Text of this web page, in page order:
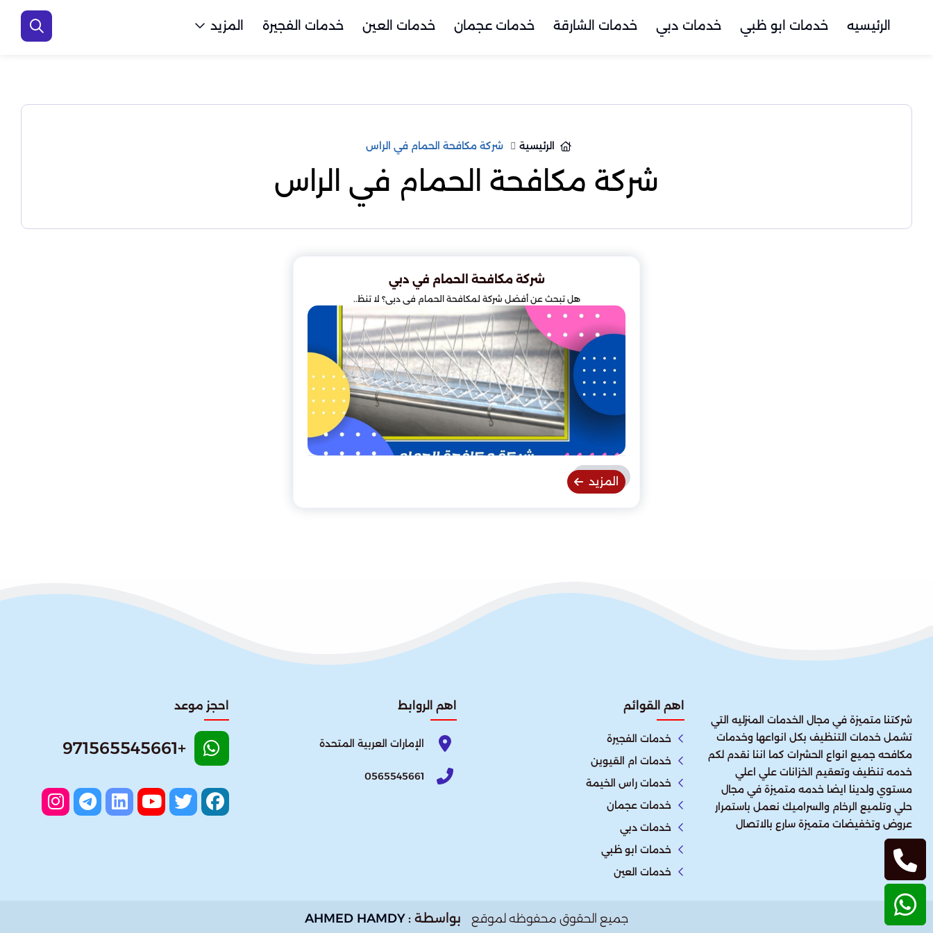
الرئيسيه خدمات ابو ظبي خدمات دبي خدمات الشارقة خدمات عجمان خدمات العين خدمات الفجيرة المزيد
الرئيسية شركة مكافحة الحمام في الراس
شركة مكافحة الحمام في الراس
شركة مكافحة الحمام في دبي
هل تبحث عن أفضل شركة لمكافحة الحمام في دبي؟ لا تنظ..
المزيد
شركتنا متميزة في مجال الخدمات المنزليه التي
تشمل خدمات التنظيف بكل انواعها وخدمات
مكافحه جميع انواع الحشرات كما اننا نقدم لكم
خدمه تنظيف وتعقيم الخزانات علي اعلي
مستوي ولدينا ايضا خدمه متميزة في مجال
حلي وتلميع الرخام والسراميك نعمل باستمرار
عروض وتخفيضات متميزة سارع بالاتصال
اهم القوائم
خدمات الفجيرة
خدمات ام القيوين
خدمات راس الخيمة
خدمات عجمان
خدمات دبي
خدمات ابو ظبي
خدمات العين
اهم الروابط
الإمارات العربية المتحدة​
0565545661
احجز موعد
+971565545661
جميع الحقوق محفوظه لموقع بواسطة :AHMED HAMDY